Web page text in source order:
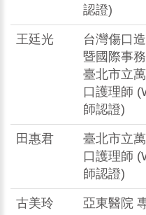
認證)
王廷光
台灣傷口
暨國際事
臺北市立
口護理師
師認證)
田惠君
臺北市立
口護理師
師認證)
古美玲 亞東醫院